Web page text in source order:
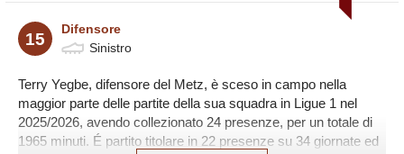
15
Difensore
Sinistro
Terry Yegbe, difensore del Metz, è sceso in campo nella
maggior parte delle partite della sua squadra in Ligue 1 nel
2025/2026, avendo collezionato 24 presenze, per un totale di
1965 minuti. É partito titolare in 22 presenze su 34 giornate ed